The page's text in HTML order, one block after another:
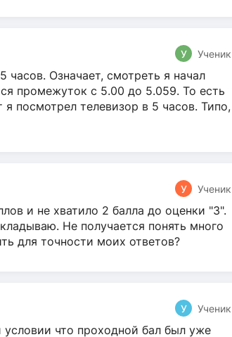
У Ученик
часов. Означает, смотреть я начал
промежуток с 5.00 до 5.059. То есть
посмотрел телевизор в 5 часов. Типо,
У Ученик
и не хватило 2 балла до оценки "3".
Не получается понять много
для точности моих ответов?
У Ученик
условии что проходной бал был уже